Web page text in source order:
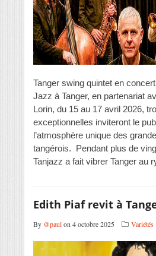
Tanger swing quintet en
Jazz à Tanger, en partenariat
Lorin, du 15 au 17 avril 2026,
exceptionnelles inviteront le
l’atmosphère unique des
tangérois. Pendant plus de
Tanjazz a fait vibrer Tanger au
Edith Piaf revit à
By @paulon 4 octobre 2025 Variétés